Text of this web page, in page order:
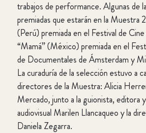
trabajos de performance. Algunas de
premiadas que estarán en la Muestra
(Perú) premiada en el Festival de
“Mamá” (México) premiada en el
de Documentales de Ámsterdam y
La curaduría de la selección estuvo a
directores de la Muestra: Alicia
Mercado, junto a la guionista, editora
audiovisual Marilen Llancaqueo y la
Daniela Zegarra.